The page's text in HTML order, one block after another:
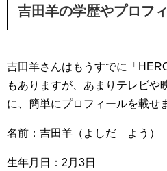
吉田羊の学歴やプロフ
吉田羊さんはもうすでに「
もありますが、あまりテレビや
に、簡単にプロフィールを載せ
名前：吉田羊（よしだ よう）
生年月日：2月3日